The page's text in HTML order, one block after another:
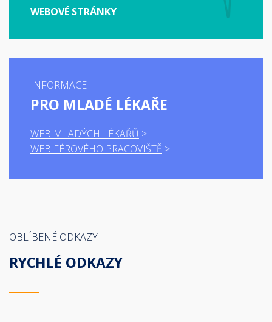
WEBOVÉ STRÁNKY
INFORMACE
PRO MLADÉ LÉKAŘE
WEB MLADÝCH LÉKAŘŮ
WEB FÉROVÉHO PRACOVIŠTĚ
OBLÍBENÉ ODKAZY
RYCHLÉ ODKAZY